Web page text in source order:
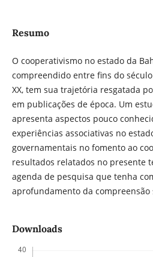
Resumo
O cooperativismo no estado da
compreendido entre fins do
XX, tem sua trajetória resgatada
em publicações de época. Um
apresenta aspectos pouco
experiências associativas no
governamentais no fomento ao
resultados relatados no presente
agenda de pesquisa que tenha
aprofundamento da
Downloads